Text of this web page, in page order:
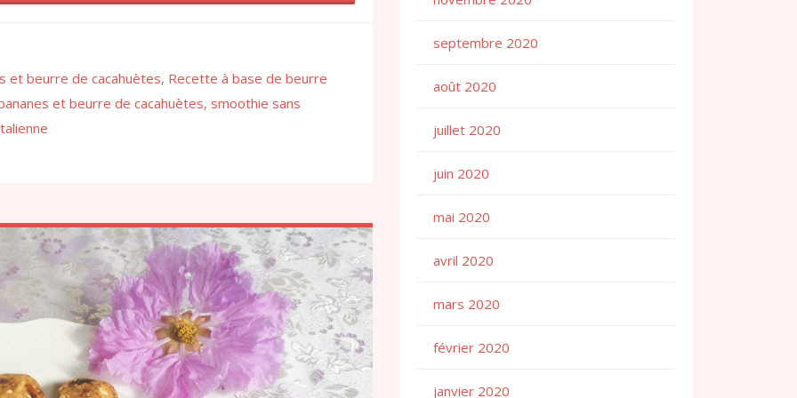
et beurre de cacahuètes, Recette à base de beurre
et beurre de cacahuètes, smoothie sans
septembre 2020
août 2020
juillet 2020
juin 2020
mai 2020
avril 2020
mars 2020
février 2020
janvier 2020